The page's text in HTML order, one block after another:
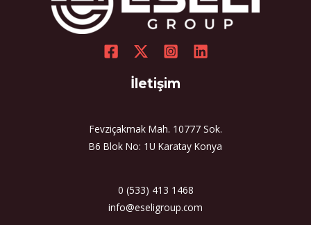
İletişim
Fevziçakmak Mah. 10777 Sok.
B6 Blok No: 1U Karatay Konya
0 (533) 413 1468
info@eseligroup.com